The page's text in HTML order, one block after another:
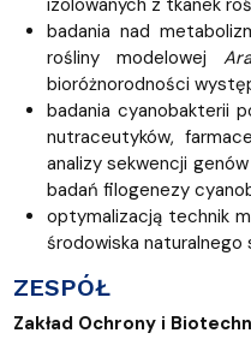
izolowanych z tkanek
badania nad
rośliny modelowej
bioróżnorodności
badania cyanobakterii
nutraceutyków,
analizy sekwencji
badań filogenezy
optymalizacją technik
środowiska
ZESPÓŁ
Zakład Ochrony i